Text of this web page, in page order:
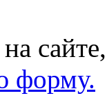
форму.